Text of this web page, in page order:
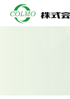
Skip
content